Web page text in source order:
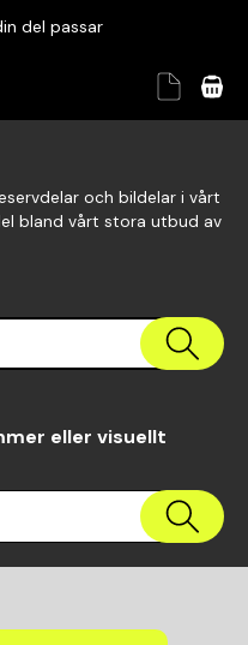
del passar
och bildelar i vårt
bland vårt stora utbud av
eller visuellt